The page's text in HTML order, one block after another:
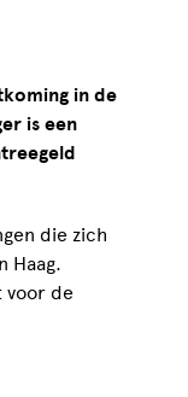
in de
is een
die zich
Haag.
voor de